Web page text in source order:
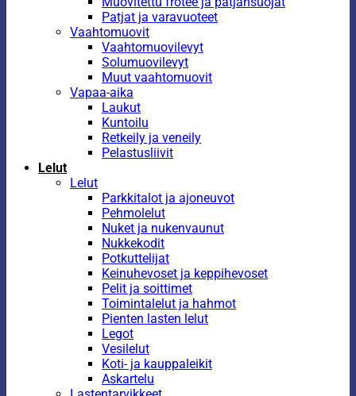
Patjat ja varavuoteet
Vaahtomuovit
Vaahtomuovilevyt
Solumuovilevyt
Muut vaahtomuovit
Vapaa-aika
Laukut
Kuntoilu
Retkeily ja veneily
Pelastusliivit
Lelut
Lelut
Parkkitalot ja ajoneuvot
Pehmolelut
Nuket ja nukenvaunut
Nukkekodit
Potkuttelijat
Keinuhevoset ja keppihevoset
Pelit ja soittimet
Toimintalelut ja hahmot
Pienten lasten lelut
Legot
Vesilelut
Koti- ja kauppaleikit
Askartelu